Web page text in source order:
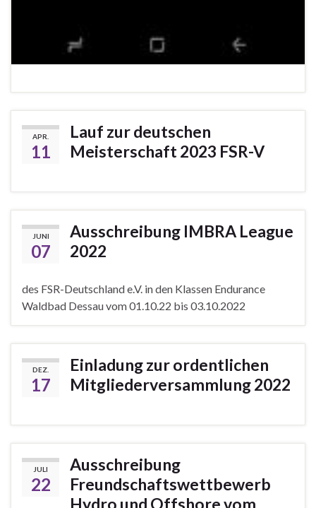
APR.
11
Lauf zur deutschen
Meisterschaft 2023 FSR-V
JUNI
07
Ausschreibung IMBRA League
2022
des FSR-Deutschland e.V. in den Klassen Endurance
Waldbad Dessau vom 01.10.22 bis 03.10.2022
DEZ.
17
Einladung zur ordentlichen
Mitgliederversammlung 2022
JULI
22
Ausschreibung
Freundschaftswettbewerb
Hydro und Offshore vom